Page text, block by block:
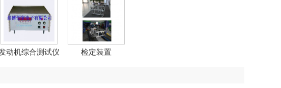
动机综合测试仪
检定装置